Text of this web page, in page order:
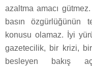
azaltma amacı
basın özgürlüğünün
konusu olamaz. İyi
gazetecilik, bir krizi,
besleyen bakış